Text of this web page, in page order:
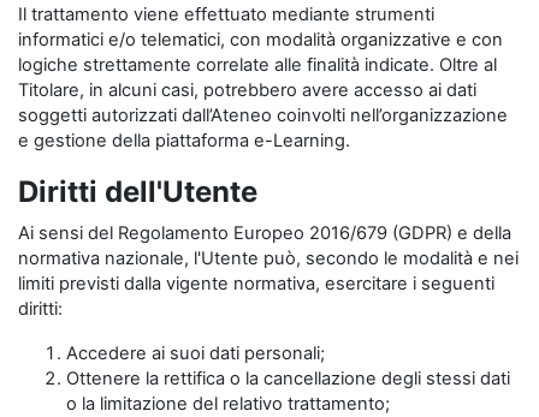
Il trattamento viene effettuato mediante strumenti
informatici e/o telematici, con modalità organizzative e con
logiche strettamente correlate alle finalità indicate. Oltre al
Titolare, in alcuni casi, potrebbero avere accesso ai dati
soggetti autorizzati dall’Ateneo coinvolti nell’organizzazione
e gestione della piattaforma e-Learning.
Diritti dell'Utente
Ai sensi del Regolamento Europeo 2016/679 (GDPR) e della
normativa nazionale, l'Utente può, secondo le modalità e nei
limiti previsti dalla vigente normativa, esercitare i seguenti
diritti:
Accedere ai suoi dati personali;
Ottenere la rettifica o la cancellazione degli stessi dati
o la limitazione del relativo trattamento;